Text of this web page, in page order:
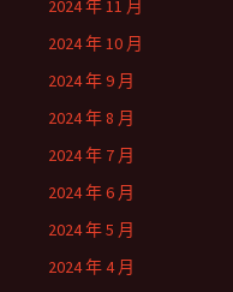
2024 年 11 月
2024 年 10 月
2024 年 9 月
2024 年 8 月
2024 年 7 月
2024 年 6 月
2024 年 5 月
2024 年 4 月